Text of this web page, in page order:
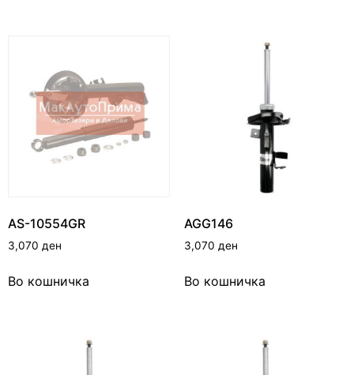
AS-10554GR
3,070 ден
Во кошничка
AGG146
3,070 ден
Во кошничка